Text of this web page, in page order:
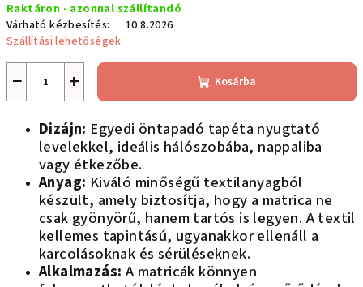
Raktáron - azonnal szállítandó
Várható kézbesítés:
10.8.2026
Szállítási lehetőségek
+
− Kosárba
Dizájn: Egyedi öntapadó tapéta nyugtató
levelekkel, ideális hálószobába, nappaliba
vagy étkezőbe.
Anyag: Kiváló minőségű textilanyagból
készült, amely biztosítja, hogy a matrica ne
csak gyönyörű, hanem tartós is legyen. A textil
kellemes tapintású, ugyanakkor ellenáll a
karcolásoknak és sérüléseknek.
Alkalmazás:A matricák könnyen